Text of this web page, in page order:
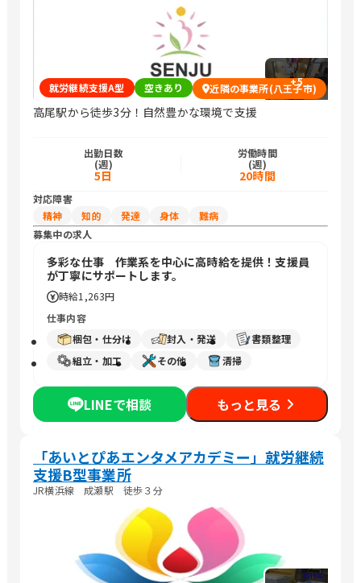
+5
就労継続支援A型 空きあり 近隣の事業所(八王子市)
高尾駅から徒歩3分！自然豊かな環境で支援
出勤日数
(週)
5日
労働時間
(週)
20時間
対応障害
精神
知的 発達 身体
難病
募集中の求人
多彩な仕事 作業系を中心に高時給を提供！支援員
が丁寧にサポートします。
時給1,263円
仕事内容
梱包・仕分け
封入・発送
書類整理
組立・加工
その他 清掃
LINEで相談 もっと見る
「あいとぴあエンタメアカデミー」就労継続
支援B型事業所
JR横浜線 成瀬駅 徒歩３分